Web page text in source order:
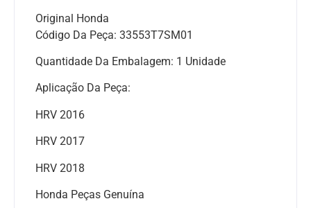
Original Honda
Código Da Peça: 33553T7SM01
Quantidade Da Embalagem: 1 Unidade
Aplicação Da Peça:
HRV 2016
HRV 2017
HRV 2018
Honda Peças Genuína